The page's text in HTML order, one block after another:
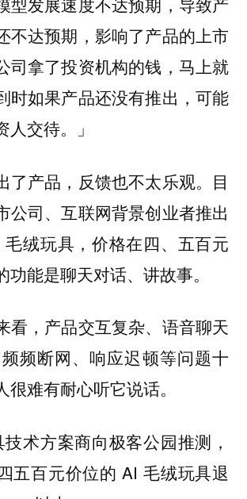
不达预期，影响了产品的上市
司拿了投资机构的钱，马上就
时如果产品还没有推出，可能
人交待。」
了产品，反馈也不太乐观。目
公司、互联网背景创业者推出
绒玩具，价格在四、五百元
功能是聊天对话、讲故事。
看，产品交互复杂、语音聊天
频断网、响应迟顿等问题十
很难有耐心听它说话。
术方案商向极客公园推测，
五百元价位的 AI 毛绒玩具退